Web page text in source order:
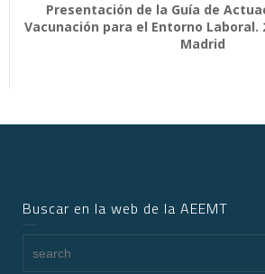
Presentación de la Guía de
Vacunación para el Entorno Laboral.
Madrid
Buscar en la web de la AEEMT